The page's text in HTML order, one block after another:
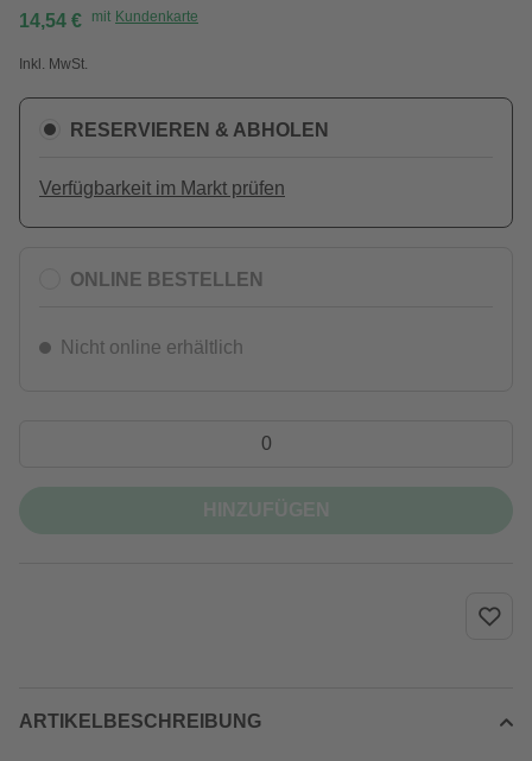
14,54 € mit Kundenkarte
Inkl. MwSt.
RESERVIEREN & ABHOLEN
Verfügbarkeit im Markt prüfen
ONLINE BESTELLEN
Nicht online erhältlich
ARTIKELBESCHREIBUNG